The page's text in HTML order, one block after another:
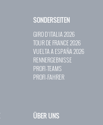
SONDERSEITEN
GIRO D`ITALIA 2026
TOUR DE FRANCE 2026
VUELTA A ESPAÑA 2026
RENNERGEBNISSE
PROFI-TEAMS
PROFI-FAHRER
ÜBER UNS